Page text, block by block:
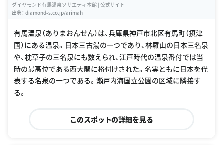
ダイヤモンド有馬温泉ソサエティ本館 | 公式サイト
出典： diamond-s.co.jp/arimah
有馬温泉（ありまおんせん）は、兵庫県神戸市北区有馬町（摂津
国）にある温泉。日本三古湯の一つであり、林羅山の日本三名泉
や、枕草子の三名泉にも数えられ、江戸時代の温泉番付では当
時の最高位である西大関に格付けされた。名実ともに日本を代
表する名泉の一つである。瀬戸内海国立公園の区域に隣接す
る。
このスポットの詳細を見る